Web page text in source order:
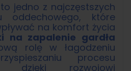
jedno z najczęstszych
oddechowego, które
na komfort życia
na zapalenie gardła
rolę w łagodzeniu
procesu
dzięki rozwojowi